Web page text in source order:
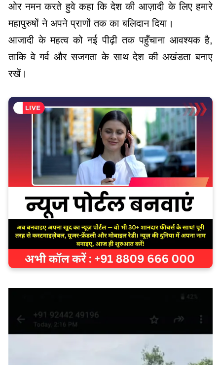
ओर नमन करते हुवे कहा कि देश की आज़ादी के लिए हमारे
महापुरुषों ने अपने प्राणों तक का बलिदान दिया।
आजादी के महत्व को नई पीढ़ी तक पहुँचाना आवश्यक है,
ताकि वे गर्व और सजगता के साथ देश की अखंडता बनाए
रखें।